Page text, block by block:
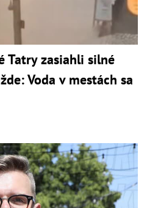
Tatry zasiahli silné
Voda v mestách sa